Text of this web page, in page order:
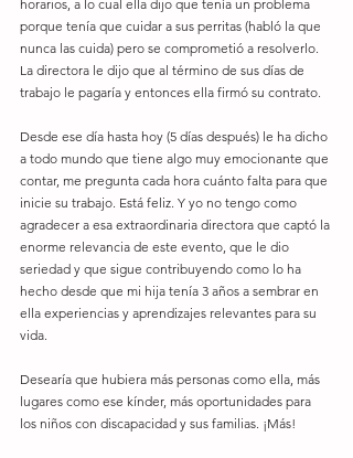
horarios, a lo cual ella dijo que tenía un problema
porque tenía que cuidar a sus perritas (habló la que
nunca las cuida) pero se comprometió a resolverlo.
La directora le dijo que al término de sus días de
trabajo le pagaría y entonces ella firmó su contrato.
Desde ese día hasta hoy (5 días después) le ha dicho
a todo mundo que tiene algo muy emocionante que
contar, me pregunta cada hora cuánto falta para que
inicie su trabajo. Está feliz. Y yo no tengo como
agradecer a esa extraordinaria directora que captó la
enorme relevancia de este evento, que le dio
seriedad y que sigue contribuyendo como lo ha
hecho desde que mi hija tenía 3 años a sembrar en
ella experiencias y aprendizajes relevantes para su
vida.
Desearía que hubiera más personas como ella, más
lugares como ese kínder, más oportunidades para
los niños con discapacidad y sus familias. ¡Más!